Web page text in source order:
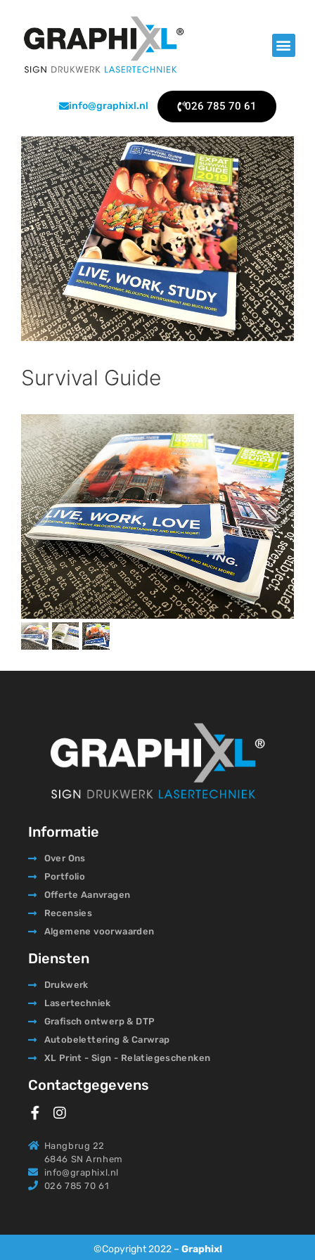
info@graphixl.nl 026 785 70 61
Survival Guide
Informatie
Over Ons
Portfolio
Offerte Aanvragen
Recensies
Algemene voorwaarden
Diensten
Drukwerk
Lasertechniek
Grafisch ontwerp & DTP
Autobelettering & Carwrap
XL Print - Sign - Relatiegeschenken
Contactgegevens
Hangbrug 22
6846 SN Arnhem
info@graphixl.nl
026 785 70 61
©Copyright 2022 – Graphixl